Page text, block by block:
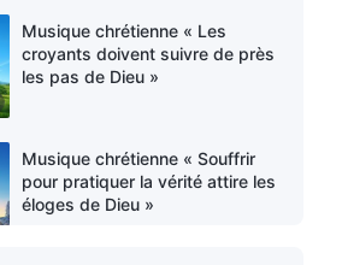
Musique chrétienne « Les
croyants doivent suivre de près
les pas de Dieu »
Musique chrétienne « Souffrir
pour pratiquer la vérité attire les
éloges de Dieu »